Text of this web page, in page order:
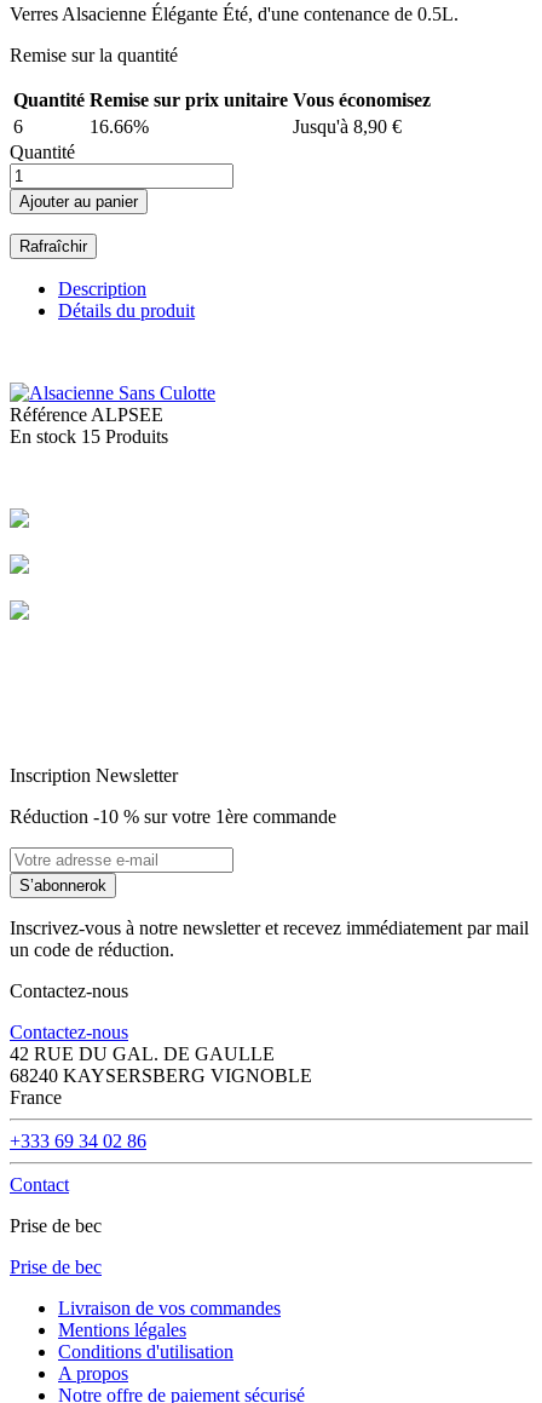
Verres Alsacienne Élégante Été, d'une contenance de 0.5L.
Remise sur la quantité
Quantité Remise sur prix unitaire Vous économisez
6
16.66%
Jusqu'à 8,90 €
Quantité
Ajouter au panier
Description
Détails du produit
RéférenceALPSEE
En stock 15 Produits
Inscription Newsletter
Réduction -10 % sur votre 1ère commande
S’abonnerok
Inscrivez-vous à notre newsletter et recevez immédiatement par mail
un code de réduction.
Contactez-nous
Contactez-nous
42 RUE DU GAL. DE GAULLE
68240 KAYSERSBERG VIGNOBLE
France
+333 69 34 02 86
Contact
Prise de bec
Prise de bec
Livraison de vos commandes
Mentions légales
Conditions d'utilisation
A propos
Notre offre de paiement sécurisé